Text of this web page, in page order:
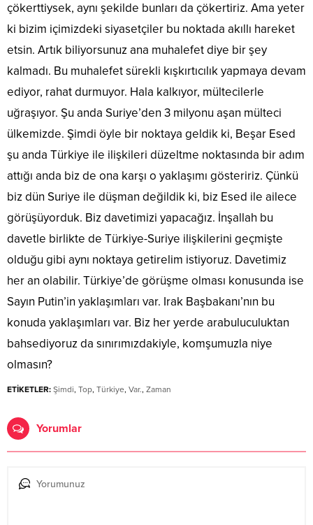
çökerttiysek, aynı şekilde bunları da çökertiriz. Ama yeter
ki bizim içimizdeki siyasetçiler bu noktada akıllı hareket
etsin. Artık biliyorsunuz ana muhalefet diye bir şey
kalmadı. Bu muhalefet sürekli kışkırtıcılık yapmaya devam
ediyor, rahat durmuyor. Hala kalkıyor, mültecilerle
uğraşıyor. Şu anda Suriye’den 3 milyonu aşan mülteci
ülkemizde. Şimdi öyle bir noktaya geldik ki, Beşar Esed
şu anda Türkiye ile ilişkileri düzeltme noktasında bir adım
attığı anda biz de ona karşı o yaklaşımı gösteririz. Çünkü
biz dün Suriye ile düşman değildik ki, biz Esed ile ailece
görüşüyorduk. Biz davetimizi yapacağız. İnşallah bu
davetle birlikte de Türkiye-Suriye ilişkilerini geçmişte
olduğu gibi aynı noktaya getirelim istiyoruz. Davetimiz
her an olabilir. Türkiye’de görüşme olması konusunda ise
Sayın Putin’in yaklaşımları var. Irak Başbakanı’nın bu
konuda yaklaşımları var. Biz her yerde arabuluculuktan
bahsediyoruz da sınırımızdakiyle, komşumuzla niye
olmasın?
ETİKETLER: Şimdi, Top, Türkiye, Var., Zaman
Yorumlar